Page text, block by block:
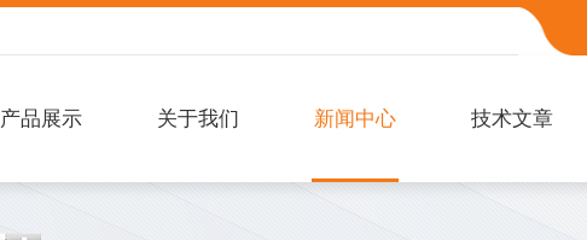
产品展示 关于我们 新闻中心 技术文章